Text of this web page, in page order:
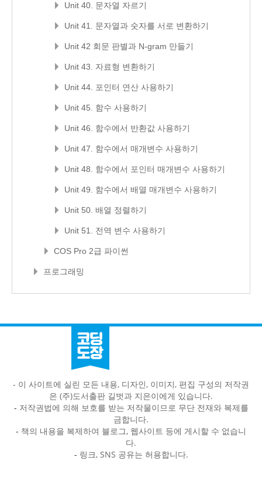
Unit 40. 문자열 자르기
Unit 41. 문자열과 숫자를 서로 변환하기
Unit 42 회문 판별과 N-gram 만들기
Unit 43. 자료형 변환하기
Unit 44. 포인터 연산 사용하기
Unit 45. 함수 사용하기
Unit 46. 함수에서 반환값 사용하기
Unit 47. 함수에서 매개변수 사용하기
Unit 48. 함수에서 포인터 매개변수 사용하기
Unit 49. 함수에서 배열 매개변수 사용하기
Unit 50. 배열 정렬하기
Unit 51. 전역 변수 사용하기
COS Pro 2급 파이썬
프로그래밍
- 이 사이트에 실린 모든 내용, 디자인, 이미지, 편집 구성의 저작권
은 (주)도서출판 길벗과 지은이에게 있습니다.
- 저작권법에 의해 보호를 받는 저작물이므로 무단 전재와 복제를
금합니다.
- 책의 내용을 복제하여 블로그, 웹사이트 등에 게시할 수 없습니
다.
- 링크, SNS 공유는 허용합니다.